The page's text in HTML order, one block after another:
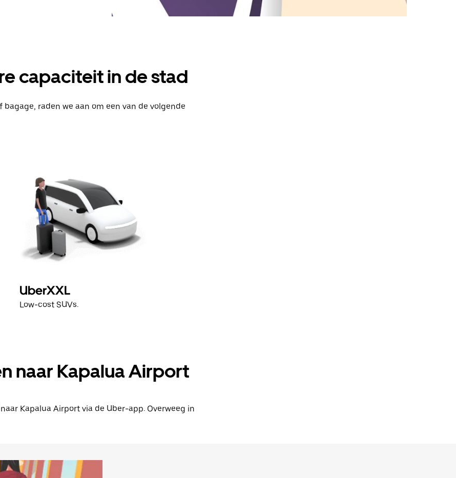
capaciteit in de stad
raden we aan om een van de volgende
UberXXL
Low-cost SUVs.
naar Kapalua Airport
Kapalua Airport via de Uber-app. Overweeg in